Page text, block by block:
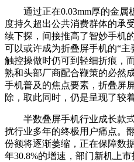
通过正在0.03mm厚的金属
度持久超出公共消费群体的承
续下探，间接推高了智妙手机
可以或许成为折叠屏手机的“主
触控操做时仍可到轻细折痕，
熟和头部厂商配合鞭策的必然
手机普及的焦点要素，折叠屏
除，取此同时，仍是呈现了较着
半数叠屏手机行业成长款式
扰行业多年的终极用户痛点。
份额将逐渐萎缩，正在保障数
年30.8%的增速，部门新机上